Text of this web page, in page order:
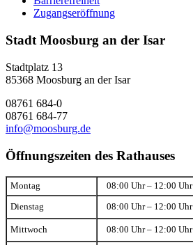
Zugangseröffnung
Stadt Moosburg an der Isar
Stadtplatz 13
85368 Moosburg an der Isar
08761 684-0
08761 684-77
info@moosburg.de
Öffnungszeiten des Rathauses
Montag 08:00 Uhr – 12:00 Uhr
Dienstag 08:00 Uhr – 12:00 Uhr
Mittwoch 08:00 Uhr – 12:00 Uhr